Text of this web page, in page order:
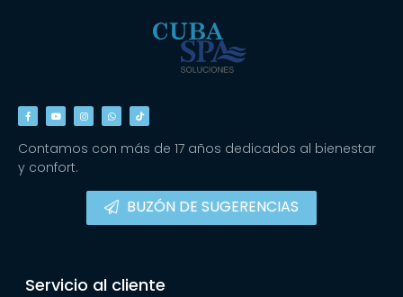
Contamos con más de 17 años dedicados al bienestar
y confort.
BUZÓN DE SUGERENCIAS
Servicio al cliente